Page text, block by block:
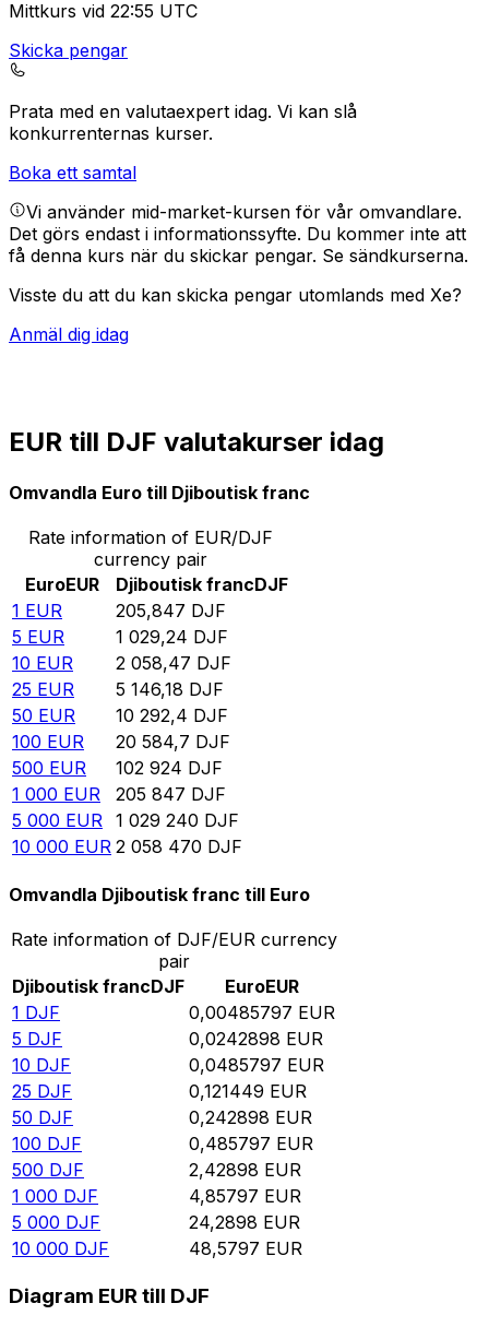
Mittkurs vid 22:55 UTC
Skicka pengar
Prata med en valutaexpert idag. Vi kan slå
konkurrenternas kurser.
Boka ett samtal
Vi använder mid-market-kursen för vår omvandlare.
Det görs endast i informationssyfte. Du kommer inte att
få denna kurs när du skickar pengar. Se sändkurserna.
Visste du att du kan skicka pengar utomlands med Xe?
Anmäl dig idag
EUR till DJF valutakurser idag
Omvandla Euro till Djiboutisk franc
Rate information of EUR/DJF
currency pair
EuroEUR Djiboutisk francDJF
1 EUR 205,847 DJF
5 EUR 1 029,24 DJF
10 EUR 2 058,47 DJF
25 EUR 5 146,18 DJF
50 EUR 10 292,4 DJF
100 EUR 20 584,7 DJF
500 EUR 102 924 DJF
1 000 EUR 205 847 DJF
5 000 EUR 1 029 240 DJF
10 000 EUR 2 058 470 DJF
Omvandla Djiboutisk franc till Euro
Rate information of DJF/EUR currency
pair
Djiboutisk francDJF EuroEUR
1 DJF 0,00485797 EUR
5 DJF 0,0242898 EUR
10 DJF 0,0485797 EUR
25 DJF 0,121449 EUR
50 DJF 0,242898 EUR
100 DJF 0,485797 EUR
500 DJF 2,42898 EUR
1 000 DJF 4,85797 EUR
5 000 DJF 24,2898 EUR
10 000 DJF 48,5797 EUR
Diagram EUR till DJF